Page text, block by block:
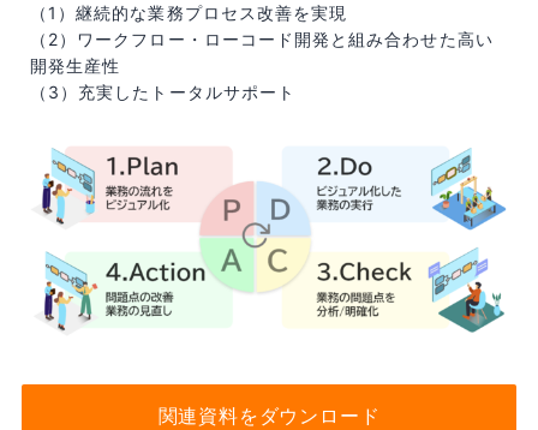
（1）継続的な業務プロセス改善を実現
（2）ワークフロー・ローコード開発と組み合わせた高い
開発生産性
（3）充実したトータルサポート
関連資料をダウンロード